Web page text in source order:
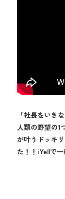
「社長をいき
人類の野望の1
が叶うドッキ
た！！iYellで